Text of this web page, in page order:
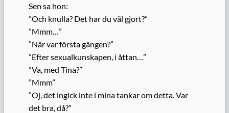
Sen sa hon:
”Och knulla? Det har du väl gjort?”
”Mmm…”
”När var första gången?”
”Efter sexualkunskapen, i åttan…”
”Va, med Tina?”
”Mmm”
”Oj, det ingick inte i mina tankar om detta. Var
det bra, då?”